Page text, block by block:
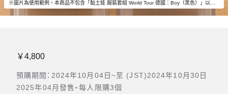
￥4,800
預購期間：2024年10月04日~至 (JST)2024年10月30日
2025年04月發售・每人限購3個